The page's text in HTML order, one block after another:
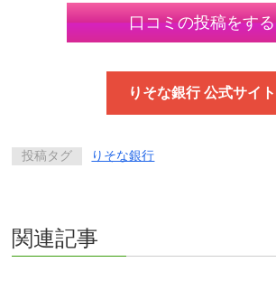
口コミの投稿をする
りそな銀行 公式サイト
投稿タグ りそな銀行
関連記事